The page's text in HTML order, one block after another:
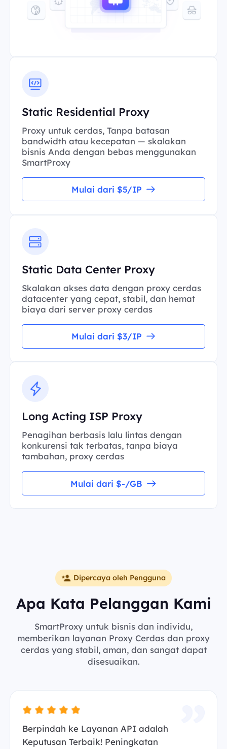
Static Residential Proxy
Proxy untuk cerdas, Tanpa batasan
bandwidth atau kecepatan — skalakan
bisnis Anda dengan bebas menggunakan
SmartProxy
Mulai dari $5/IP
Static Data Center Proxy
Skalakan akses data dengan proxy cerdas
datacenter yang cepat, stabil, dan hemat
biaya dari server proxy cerdas
Mulai dari $3/IP
Long Acting ISP Proxy
Penagihan berbasis lalu lintas dengan
konkurensi tak terbatas, tanpa biaya
tambahan, proxy cerdas
Mulai dari $-/GB
Dipercaya oleh Pengguna
Apa Kata Pelanggan Kami
SmartProxy untuk bisnis dan individu,
memberikan layanan Proxy Cerdas dan proxy
cerdas yang stabil, aman, dan sangat dapat
disesuaikan.
Berpindah ke Layanan API adalah
Keputusan Terbaik! Peningkatan